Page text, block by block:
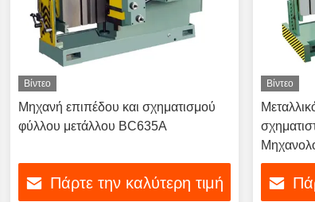
Βίντεο
Μηχανή επιπέδου και σχηματισμού
φύλλου μετάλλου BC635A
Πάρτε την καλύτερη τιμή
Βίντεο